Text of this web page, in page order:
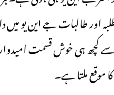
اور طالبات جے این یو
کچھ ہی خوش قسمت
موقع ملتا ہے۔